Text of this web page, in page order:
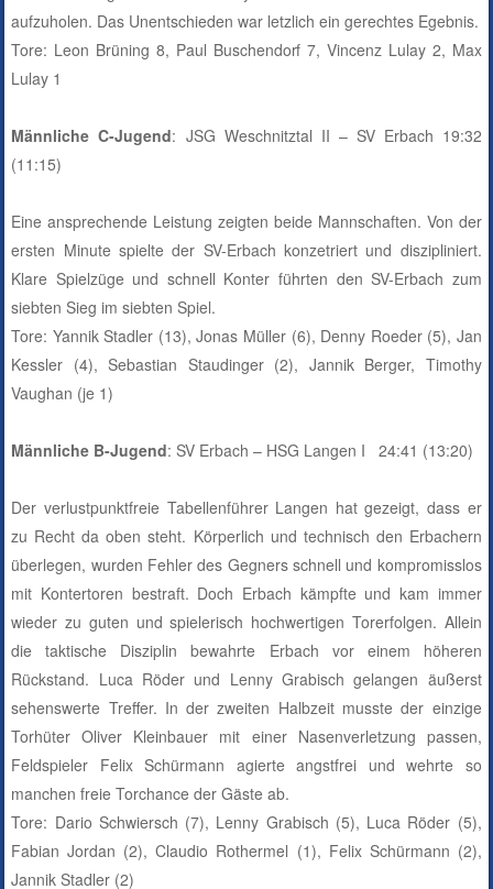
aufzuholen. Das Unentschieden war letzlich ein gerechtes Egebnis.
Tore: Leon Brüning 8, Paul Buschendorf 7, Vincenz Lulay 2, Max
Lulay 1
Männliche C-Jugend: JSG Weschnitztal II – SV Erbach 19:32
(11:15)
Eine ansprechende Leistung zeigten beide Mannschaften. Von der
ersten Minute spielte der SV-Erbach konzetriert und diszipliniert.
Klare Spielzüge und schnell Konter führten den SV-Erbach zum
siebten Sieg im siebten Spiel.
Tore: Yannik Stadler (13), Jonas Müller (6), Denny Roeder (5), Jan
Kessler (4), Sebastian Staudinger (2), Jannik Berger, Timothy
Vaughan (je 1)
Männliche B-Jugend: SV Erbach – HSG Langen I 24:41 (13:20)
Der verlustpunktfreie Tabellenführer Langen hat gezeigt, dass er
zu Recht da oben steht. Körperlich und technisch den Erbachern
überlegen, wurden Fehler des Gegners schnell und kompromisslos
mit Kontertoren bestraft. Doch Erbach kämpfte und kam immer
wieder zu guten und spielerisch hochwertigen Torerfolgen. Allein
die taktische Disziplin bewahrte Erbach vor einem höheren
Rückstand. Luca Röder und Lenny Grabisch gelangen äußerst
sehenswerte Treffer. In der zweiten Halbzeit musste der einzige
Torhüter Oliver Kleinbauer mit einer Nasenverletzung passen,
Feldspieler Felix Schürmann agierte angstfrei und wehrte so
manchen freie Torchance der Gäste ab.
Tore: Dario Schwiersch (7), Lenny Grabisch (5), Luca Röder (5),
Fabian Jordan (2), Claudio Rothermel (1), Felix Schürmann (2),
Jannik Stadler (2)